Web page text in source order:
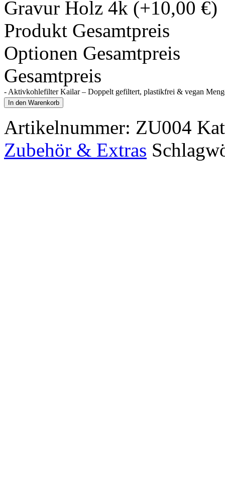
Gravur Holz 4k (+10,00 €)
Produkt Gesamtpreis
Optionen Gesamtpreis
Gesamtpreis
- Aktivkohlefilter Kailar – Doppelt gefiltert, plastikfrei & vegan
In den Warenkorb
Artikelnummer: ZU004
Zubehör & Extras